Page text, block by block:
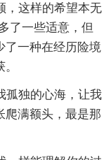
，这样的希望本无
了一些适意，但
了一种在经历险境
孤独的心海，让我
爬满额头，最是那